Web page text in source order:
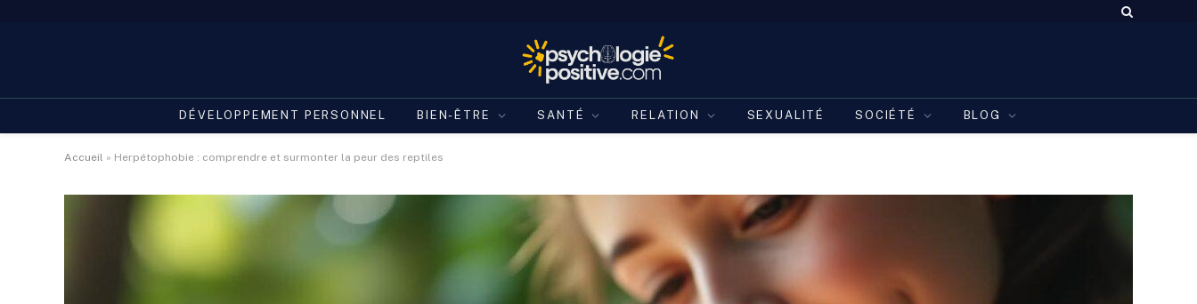
DÉVELOPPEMENT PERSONNEL BIEN-ÊTRE SANTÉ RELATION SEXUALITÉ SOCIÉTÉ BLOG
Accueil » Herpétophobie : comprendre et surmonter la peur des reptiles